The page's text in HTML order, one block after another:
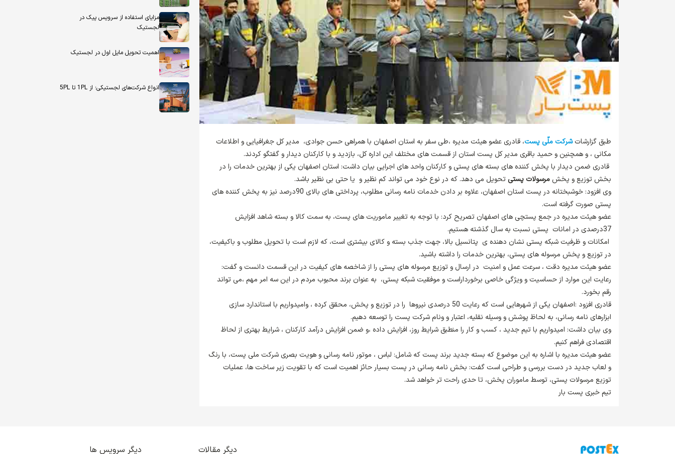
طبق گزارشاتشرکت ملّی پست، قادری عضو هیئت مدیره ،طی سفر به استان اصفهان با همراهی حسن جوادی، مدیر کل جغرافیایی و اطلاعات
مکانی ، و همچنین و حمید باقری مدیر کل پست استان از قسمت های مختلف این اداره کل، بازديد و با كاركنان دیدار و گفتگو کردند.
قادری ضمن دیدار با پخش کننده های بسته های پستی و کارکنان واحد های اجرایی بیان داشت: استان اصفهان یکی از بهترین خدمات را در
بخش توزیع و پخش مرسولات پستی تحویل می دهد. که در نوع خود می تواند کم نظیر و یا حتی بی نظیر باشد.
وی افزود: خوشبختانه در پست استان اصفهان، علاوه بر دادن خدمات نامه رسانی مطلوب، پرداختی های بالای 90درصد نیز به پخش کننده های
پستی صورت گرفته است.
عضو هیئت مدیره در جمع پستچی های اصفهان تصریح کرد: با توجه به تغییر ماموریت های پست، به سمت کالا و بسته شاهد افزایش
37درصدی در امانات پستی نسبت به سال گذشته هستیم.
امکانات و ظرفیت شبکه پستی نشان دهنده ی پتانسیل بالا، جهت جذب بسته و کالای بیشتری است، که لازم است با تحویل مطلوب و باکیفیت،
در توزیع و پخش مرسوله های پستی، بهترین خدمات را داشته باشید.
عضو هیئت مدیره دقت ، سرعت عمل و امنیت در ارسال و توزیع مرسوله های پستی را از شاخصه های کیفیت در این قسمت دانست و گفت:
رعایت این موارد از حساسیت و ویژگی خاصی برخورداراست و موفقیت شبکه پستی، به عنوان برند محبوب مردم در این سه امر مهم ،می تواند
رقم بخورد.
قادری افزود :اصفهان یکی از شهرهایی است که رعایت 50 درصدی نیروها را در توزیع و پخش، محقق کرده ، وامیدواریم با استاندارد سازی
ابزارهای نامه رسانی، به لحاظ پوشش و وسیله نقلیه، اعتبار و ونام شرکت پست را توسعه دهیم.
وی بیان داشت: امیدواریم با تیم جدید ، کسب و کار را منطبق شرایط روز، افزایش داده ،و ضمن افزایش درآمد کارکنان ، شرایط بهتری از لحاظ
اقتصادی فراهم کنیم.
عضو هیئت مدیره با اشاره به این موضوع که بسته جدید برند پست که شامل: لباس ، موتور نامه رسانی و هویت بصری شرکت ملی پست، با رنگ
و لعاب جدید در دست بررسی و طراحی است گفت: بخش نامه رسانی در پست بسیار حائز اهمیت است که با تقویت زیر ساخت ها، عملیات
توزیع مرسولات پستی، توسط ماموران پخش، تا حدی راحت تر خواهد شد.
تیم خبری پست بار
مزایای استفاده از سرویس پیک در
لجستیک
اهمیت تحویل مایل اول در لجستیک
انواع شرکت‌های لجستیکی؛ از 1PL تا 5PL
دیگر مقالات دیگر سرویس ها